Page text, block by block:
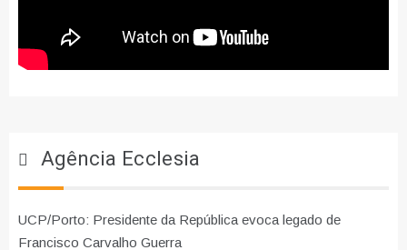
Agência Ecclesia
UCP/Porto: Presidente da República evoca legado de
Francisco Carvalho Guerra